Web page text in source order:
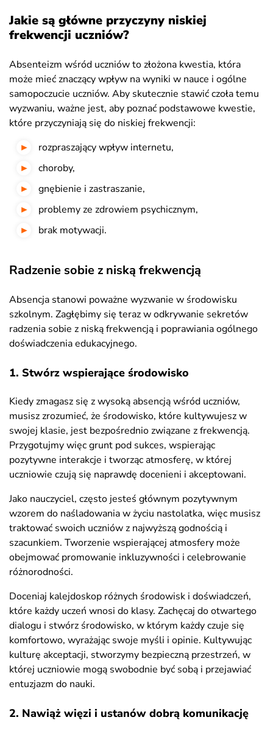
Jakie są główne przyczyny niskiej
frekwencji uczniów?
Absenteizm wśród uczniów to złożona kwestia, która
może mieć znaczący wpływ na wyniki w nauce i ogólne
samopoczucie uczniów. Aby skutecznie stawić czoła temu
wyzwaniu, ważne jest, aby poznać podstawowe kwestie,
które przyczyniają się do niskiej frekwencji:
rozpraszający wpływ internetu,
choroby,
gnębienie i zastraszanie,
problemy ze zdrowiem psychicznym,
brak motywacji.
Radzenie sobie z niską frekwencją
Absencja stanowi poważne wyzwanie w środowisku
szkolnym. Zagłębimy się teraz w odkrywanie sekretów
radzenia sobie z niską frekwencją i poprawiania ogólnego
doświadczenia edukacyjnego.
1. Stwórz wspierające środowisko
Kiedy zmagasz się z wysoką absencją wśród uczniów,
musisz zrozumieć, że środowisko, które kultywujesz w
swojej klasie, jest bezpośrednio związane z frekwencją.
Przygotujmy więc grunt pod sukces, wspierając
pozytywne interakcje i tworząc atmosferę, w której
uczniowie czują się naprawdę docenieni i akceptowani.
Jako nauczyciel, często jesteś głównym pozytywnym
wzorem do naśladowania w życiu nastolatka, więc musisz
traktować swoich uczniów z najwyższą godnością i
szacunkiem. Tworzenie wspierającej atmosfery może
obejmować promowanie inkluzywności i celebrowanie
różnorodności.
Doceniaj kalejdoskop różnych środowisk i doświadczeń,
które każdy uczeń wnosi do klasy. Zachęcaj do otwartego
dialogu i stwórz środowisko, w którym każdy czuje się
komfortowo, wyrażając swoje myśli i opinie. Kultywując
kulturę akceptacji, stworzymy bezpieczną przestrzeń, w
której uczniowie mogą swobodnie być sobą i przejawiać
entuzjazm do nauki.
2. Nawiąż więzi i ustanów dobrą komunikację